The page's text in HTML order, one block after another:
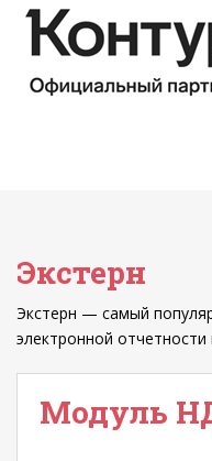
Экстерн
Экстерн — самый
электронной
Модуль